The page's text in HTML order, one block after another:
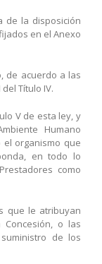
de la disposición
en el Anexo
de acuerdo a las
Título IV.
V de esta ley, y
Humano
el organismo que
en todo lo
como
que le atribuyan
o las
de los